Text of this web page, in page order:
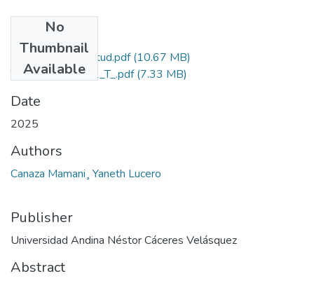
No
Thumbnail
Available
Grado de Similitud.pdf(10.67 MB)
T036_70188352_T_.pdf(7.33 MB)
Date
2025
Authors
Canaza Mamani¸ Yaneth Lucero
Publisher
Universidad Andina Néstor Cáceres Velásquez
Abstract